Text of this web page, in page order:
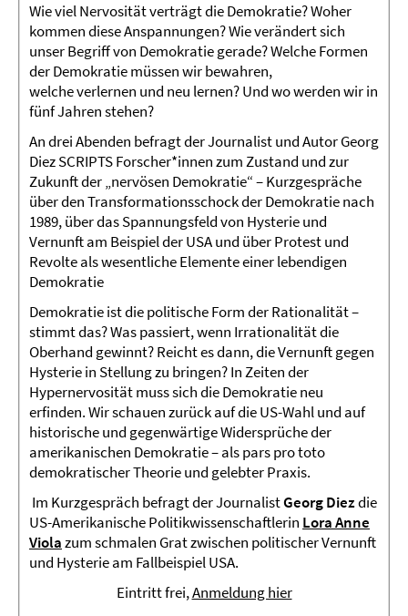
Wie viel Nervosität verträgt die Demokratie? Woher
kommen diese Anspannungen? Wie verändert sich
unser Begriff von Demokratie gerade? Welche Formen
der Demokratie müssen wir bewahren,
welche verlernen und neu lernen? Und wo werden wir in
fünf Jahren stehen?
An drei Abenden befragt der Journalist und Autor Georg
Diez SCRIPTS Forscher*innen zum Zustand und zur
Zukunft der „nervösen Demokratie“ – Kurzgespräche
über den Transformationsschock der Demokratie nach
1989, über das Spannungsfeld von Hysterie und
Vernunft am Beispiel der USA und über Protest und
Revolte als wesentliche Elemente einer lebendigen
Demokratie
Demokratie ist die politische Form der Rationalität –
stimmt das? Was passiert, wenn Irrationalität die
Oberhand gewinnt? Reicht es dann, die Vernunft gegen
Hysterie in Stellung zu bringen? In Zeiten der
Hypernervosität muss sich die Demokratie neu
erfinden. Wir schauen zurück auf die US-Wahl und auf
historische und gegenwärtige Widersprüche der
amerikanischen Demokratie – als pars pro toto
demokratischer Theorie und gelebter Praxis.
Im Kurzgespräch befragt der JournalistGeorg Diezdie
US-Amerikanische Politikwissenschaftlerin Lora Anne
Violazum schmalen Grat zwischen politischer Vernunft
und Hysterie am Fallbeispiel USA.
Eintritt frei,Anmeldung hier